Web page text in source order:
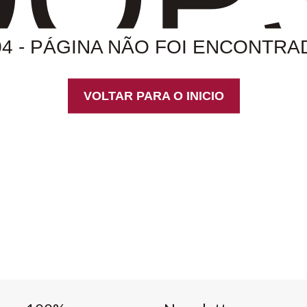
- PÁGINA NÃO FOI
VOLTAR PARA O INICIO